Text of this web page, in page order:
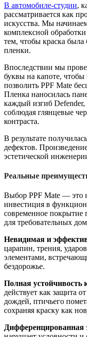
В автомобиле-студии,
рассматривается как
искусства. Мы
комплексной обработки
тем, чтобы краска была
пленки.
Впоследствии мы
буквы на капоте,
позволить PPF Mate
Пленка наносилась
каждый изгиб Defender,
соблюдая глянцевые
контраста.
В результате
дефектов.
эстетической
Реальные
Выбор PPF Mate — это
инвестиция в
современное покрытие
для требовательных
Невидимая и
царапин, трения,
элементами,
бездорожье.
Полная устойчивость
действует как защита
дождей, птичьего
сохраняя краску как
Дифференцированная